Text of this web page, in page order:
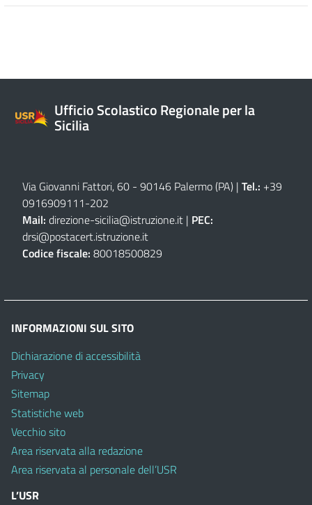
Ufficio Scolastico Regionale per la
Sicilia
Via Giovanni Fattori, 60 - 90146 Palermo (PA) | Tel.: +39
0916909111-202
Mail: direzione-sicilia@istruzione.it | PEC:
drsi@postacert.istruzione.it
Codice fiscale: 80018500829
INFORMAZIONI SUL SITO
Dichiarazione di accessibilità
Privacy
Sitemap
Statistiche web
Vecchio sito
Area riservata alla redazione
Area riservata al personale dell’USR
L’USR